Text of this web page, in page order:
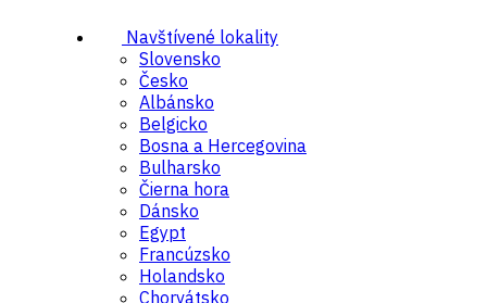
Navštívené lokality
Slovensko
Česko
Albánsko
Belgicko
Bosna a Hercegovina
Bulharsko
Čierna hora
Dánsko
Egypt
Francúzsko
Holandsko
Chorvátsko